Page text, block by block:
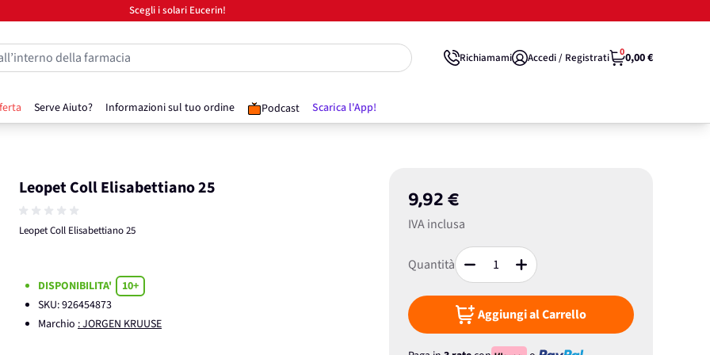
Scegli i solari Eucerin!
Serve Aiuto? Informazioni sul tuo ordine Podcast Scarica l'App!
della farmacia Richiamami Accedi / Registrati 00,00 €
Leopet Coll Elisabettiano 25
Leopet Coll Elisabettiano 25
9,92 €
IVA inclusa
Quantità
Aggiungi al Carrello
DISPONIBILITA'
10+
SKU:926454873
Marchio : JORGEN KRUUSE